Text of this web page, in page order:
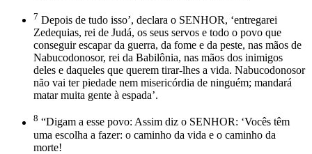
7 Depois de tudo isso’, declara o SENHOR, ‘entregarei
Zedequias, rei de Judá, os seus servos e todo o povo que
conseguir escapar da guerra, da fome e da peste, nas mãos de
Nabucodonosor, rei da Babilônia, nas mãos dos inimigos
deles e daqueles que querem tirar-lhes a vida. Nabucodonosor
não vai ter piedade nem misericórdia de ninguém; mandará
matar muita gente à espada’.
8 “Digam a esse povo: Assim diz o SENHOR: ‘Vocês têm
uma escolha a fazer: o caminho da vida e o caminho da
morte!